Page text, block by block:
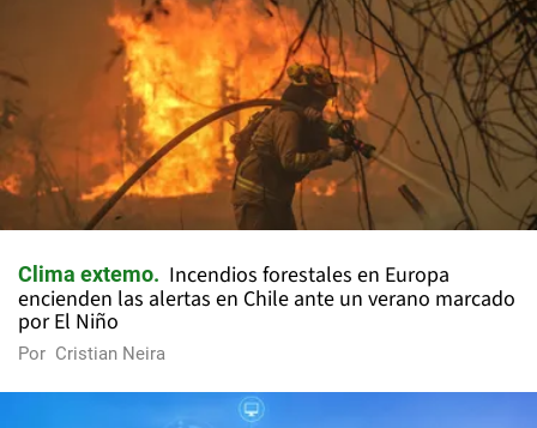
Clima extemo
Incendios forestales en Europa
encienden las alertas en Chile ante un verano marcado
por El Niño
Por Cristian Neira